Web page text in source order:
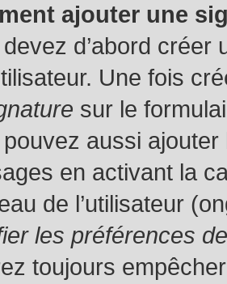
ajouter une
d’abord
Une fois
sur le
aussi
en activant la
de l’utilisateur
les préférences
toujours